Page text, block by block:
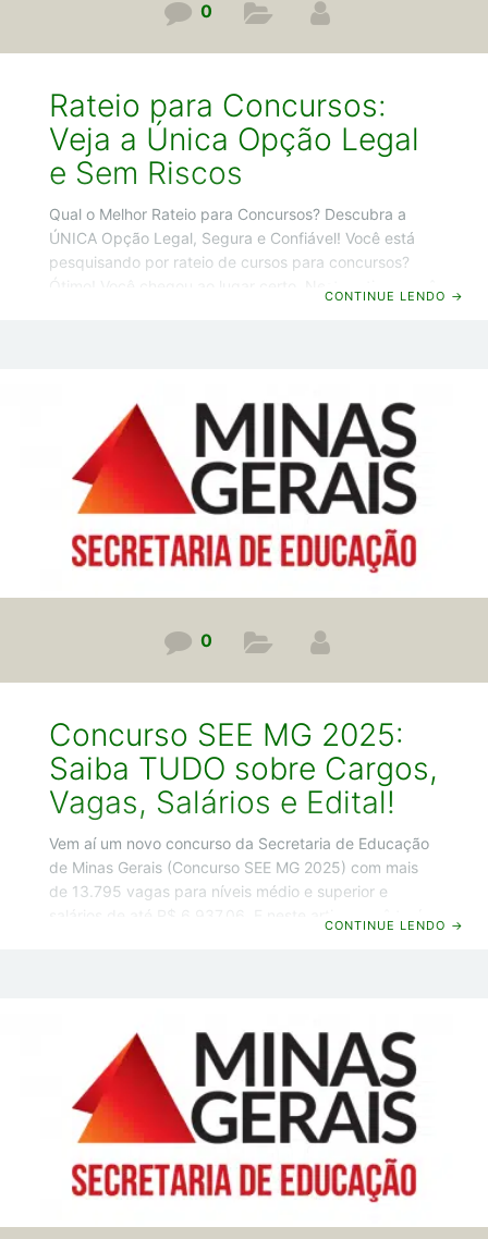
0
Rateio para Concursos:
Veja a Única Opção Legal
e Sem Riscos
Qual o Melhor Rateio para Concursos? Descubra a
ÚNICA Opção Legal, Segura e Confiável! Você está
pesquisando por rateio de cursos para concursos?
estudos para concursos, mas sem correr o risco de ser
punido ou enganado. Vamos lá! Alerta: Cuidado com
CONTINUE LENDO →
0
Concurso SEE MG 2025:
Saiba TUDO sobre Cargos,
Vagas, Salários e Edital!
Vem aí um novo concurso da Secretaria de Educação
de Minas Gerais (Concurso SEE MG 2025) com mais
de 13.795 vagas para níveis médio e superior e
Cargos e escolaridade Opa! Guilherme Machado por
aqui e já vou começar indo direto ao ponto, sem
enrolação, e
CONTINUE LENDO →